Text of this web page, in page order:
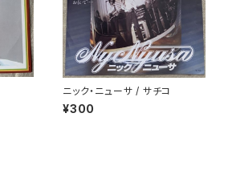
ニック・ニューサ / サチコ
¥300